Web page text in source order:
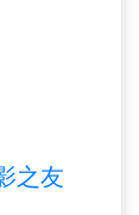
之友